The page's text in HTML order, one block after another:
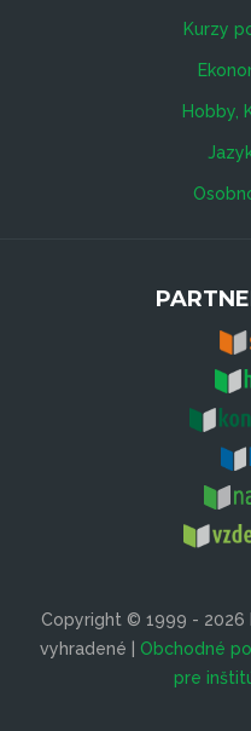
Kurzy
Hobby,
Copyright © 1999 - 2026
vyhradené | Obchodné
pre